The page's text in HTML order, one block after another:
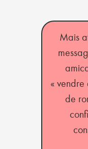
Mais
« vendre
de